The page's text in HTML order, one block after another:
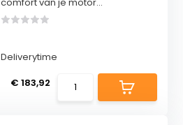
Deliverytime
€ 183,92